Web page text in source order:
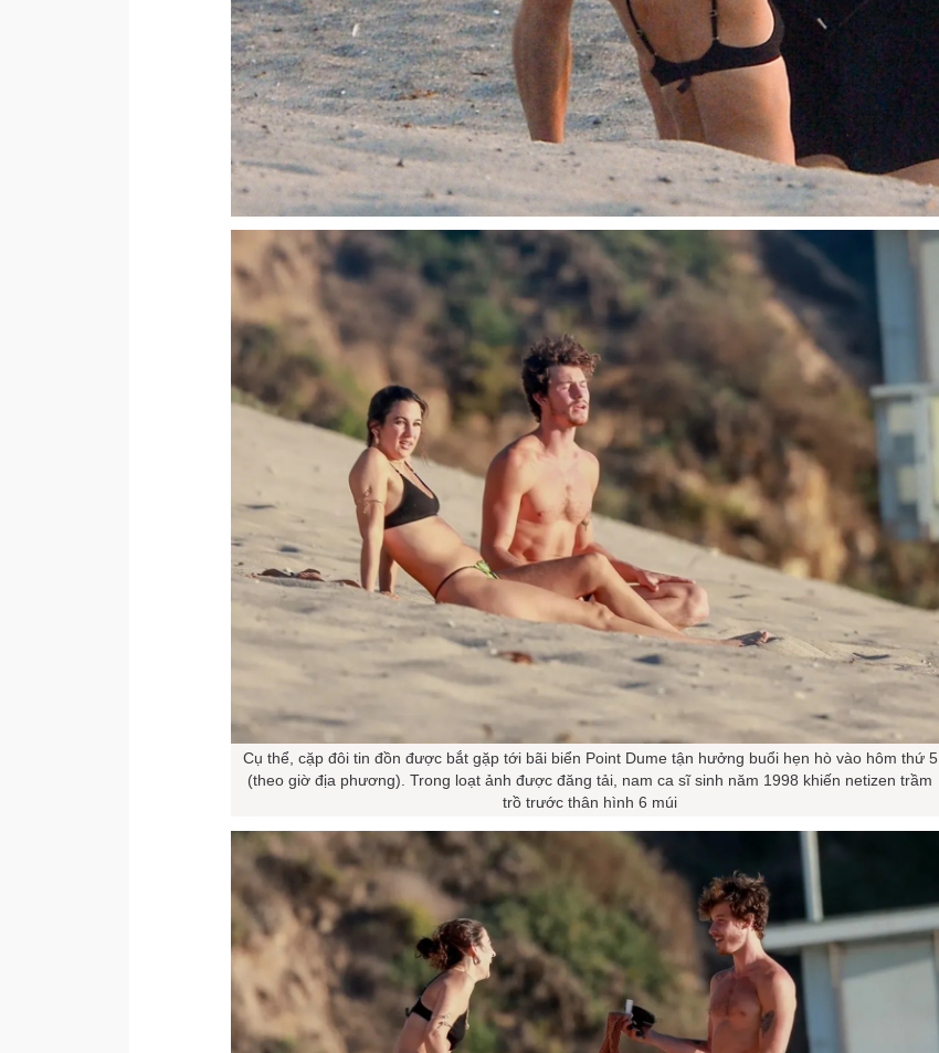
Cụ thể, cặp đôi tin đồn được bắt gặp tới bãi biển Point Dume tận hưởng buổi hẹn hò vào hôm thứ 5
(theo giờ địa phương). Trong loạt ảnh được đăng tải, nam ca sĩ sinh năm 1998 khiến netizen trầm
trồ trước thân hình 6 múi